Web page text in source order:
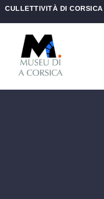
CULLETTIVITÀ DI CORSICA